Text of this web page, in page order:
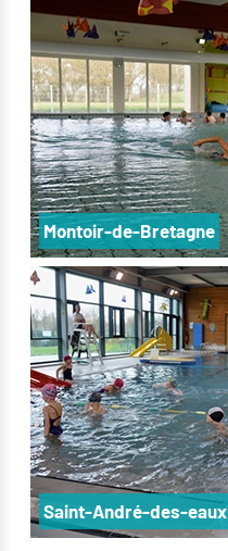
Montoir-de-Bretagne
Saint-André-des-eaux